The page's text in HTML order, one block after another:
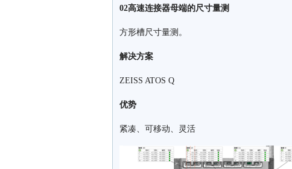
02高速连接器母端的尺寸量测
方形槽尺寸量测。
解决方案
ZEISS ATOS Q
优势
紧凑、可移动、灵活